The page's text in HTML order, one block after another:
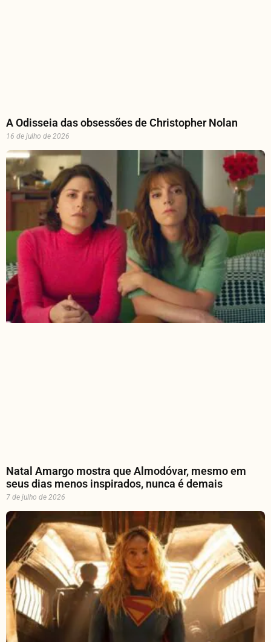
A Odisseia das obsessões de Christopher Nolan
16 de julho de 2026
Natal Amargo mostra que Almodóvar, mesmo em
seus dias menos inspirados, nunca é demais
7 de julho de 2026